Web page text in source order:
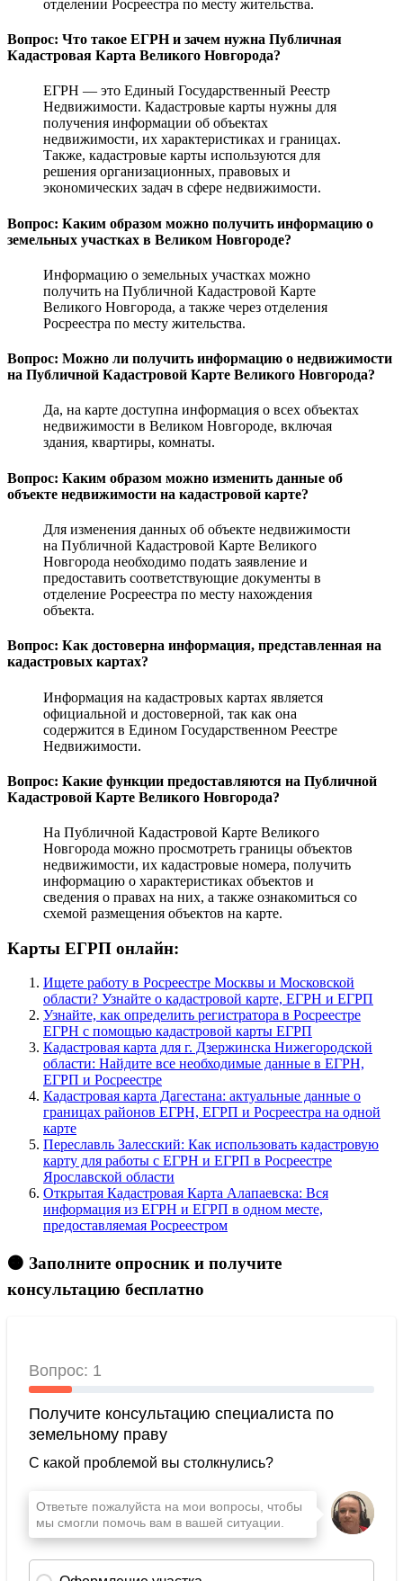
отделении Росреестра по месту жительства.
Вопрос: Что такое ЕГРН и зачем нужна Публичная
Кадастровая Карта Великого Новгорода?
ЕГРН — это Единый Государственный Реестр
Недвижимости. Кадастровые карты нужны для
получения информации об объектах
недвижимости, их характеристиках и границах.
Также, кадастровые карты используются для
решения организационных, правовых и
экономических задач в сфере недвижимости.
Вопрос: Каким образом можно получить информацию о
земельных участках в Великом Новгороде?
Информацию о земельных участках можно
получить на Публичной Кадастровой Карте
Великого Новгорода, а также через отделения
Росреестра по месту жительства.
Вопрос: Можно ли получить информацию о недвижимости
на Публичной Кадастровой Карте Великого Новгорода?
Да, на карте доступна информация о всех объектах
недвижимости в Великом Новгороде, включая
здания, квартиры, комнаты.
Вопрос: Каким образом можно изменить данные об
объекте недвижимости на кадастровой карте?
Для изменения данных об объекте недвижимости
на Публичной Кадастровой Карте Великого
Новгорода необходимо подать заявление и
предоставить соответствующие документы в
отделение Росреестра по месту нахождения
объекта.
Вопрос: Как достоверна информация, представленная на
кадастровых картах?
Информация на кадастровых картах является
официальной и достоверной, так как она
содержится в Едином Государственном Реестре
Недвижимости.
Вопрос: Какие функции предоставляются на Публичной
Кадастровой Карте Великого Новгорода?
На Публичной Кадастровой Карте Великого
Новгорода можно просмотреть границы объектов
недвижимости, их кадастровые номера, получить
информацию о характеристиках объектов и
сведения о правах на них, а также ознакомиться со
схемой размещения объектов на карте.
Карты ЕГРП онлайн:
Ищете работу в Росреестре Москвы и Московской
области? Узнайте о кадастровой карте, ЕГРН и ЕГРП
Узнайте, как определить регистратора в Росреестре
ЕГРН с помощью кадастровой карты ЕГРП
Кадастровая карта для г. Дзержинска Нижегородской
области: Найдите все необходимые данные в ЕГРН,
ЕГРП и Росреестре
Кадастровая карта Дагестана: актуальные данные о
границах районов ЕГРН, ЕГРП и Росреестра на одной
карте
Переславль Залесский: Как использовать кадастровую
карту для работы с ЕГРН и ЕГРП в Росреестре
Ярославской области
Открытая Кадастровая Карта Алапаевска: Вся
информация из ЕГРН и ЕГРП в одном месте,
предоставляемая Росреестром
🟠 Заполните опросник и получите
консультацию бесплатно